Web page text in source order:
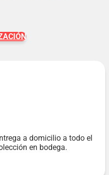
a domicilio a todo el
en bodega.